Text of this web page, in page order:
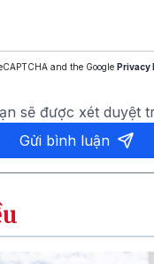
and the Google Privacy
sẽ được xét duyệt
Gửi bình luận